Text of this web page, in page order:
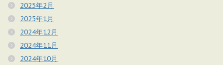
2025年2月
2025年1月
2024年12月
2024年11月
2024年10月